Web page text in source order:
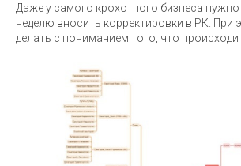
Даже у самого крохотного бизнеса нужно
неделю вносить корректировки в РК. При
делать с пониманием того, что